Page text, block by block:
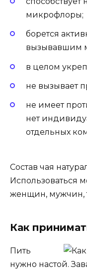
микрофлоры;
борется
вызывавшим
в целом
не вызывает
не имеет
нет
отдельных
Состав чая
Использоваться
женщин, мужчин,
Как
Пить
нужно настой.